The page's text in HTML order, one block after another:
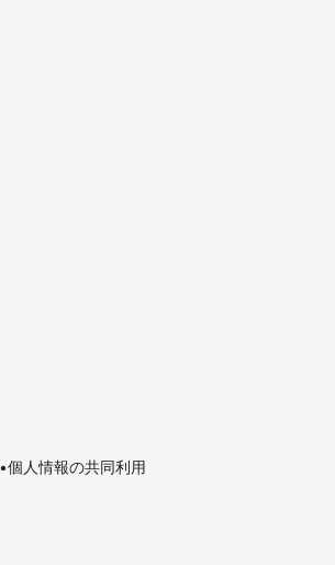
個人情報の共同利用